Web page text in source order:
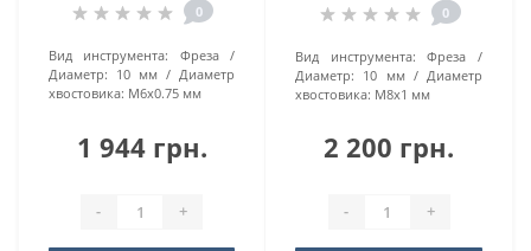
0
Вид инструмента:
Фреза
Диаметр: 10 мм
Диаметр
хвостовика: M6x0.75 мм
1 944 грн.
- +
0
Вид инструмента:
Фреза
Диаметр: 10 мм
Диаметр
хвостовика: M8x1 мм
2 200 грн.
- +